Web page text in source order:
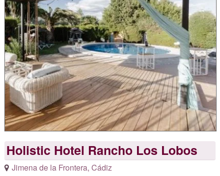
Holistic Hotel Rancho Los Lobos
Jimena de la Frontera, Cádiz